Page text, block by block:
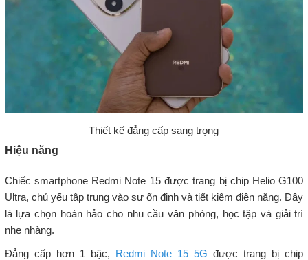
Thiết kế đẳng cấp sang trọng
Hiệu năng
Chiếc smartphone Redmi Note 15 được trang bị chip Helio G100
Ultra, chủ yếu tập trung vào sự ổn định và tiết kiệm điện năng. Đây
là lựa chọn hoàn hảo cho nhu cầu văn phòng, học tập và giải trí
nhẹ nhàng.
Đẳng cấp hơn 1 bậc, Redmi Note 15 5G được trang bị chip